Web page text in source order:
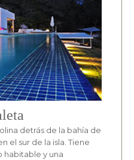
detrás de la bahía de
el sur de la isla. Tiene
habitable y una